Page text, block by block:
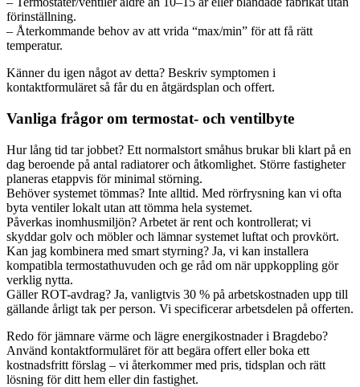
förinställning.
– Återkommande behov av att vrida “max/min” för att få rätt
temperatur.
Känner du igen något av detta? Beskriv symptomen i
kontaktformuläret så får du en åtgärdsplan och offert.
Vanliga frågor om termostat- och ventilbyte
Hur lång tid tar jobbet? Ett normalstort småhus brukar bli klart på en
dag beroende på antal radiatorer och åtkomlighet. Större fastigheter
planeras etappvis för minimal störning.
Behöver systemet tömmas? Inte alltid. Med rörfrysning kan vi ofta
byta ventiler lokalt utan att tömma hela systemet.
Påverkas inomhusmiljön? Arbetet är rent och kontrollerat; vi
skyddar golv och möbler och lämnar systemet luftat och provkört.
Kan jag kombinera med smart styrning? Ja, vi kan installera
kompatibla termostathuvuden och ge råd om när uppkoppling gör
verklig nytta.
Gäller ROT-avdrag? Ja, vanligtvis 30 % på arbetskostnaden upp till
gällande årligt tak per person. Vi specificerar arbetsdelen på offerten.
Redo för jämnare värme och lägre energikostnader i Bragdebo?
Använd kontaktformuläret för att begära offert eller boka ett
kostnadsfritt förslag – vi återkommer med pris, tidsplan och rätt
lösning för ditt hem eller din fastighet.